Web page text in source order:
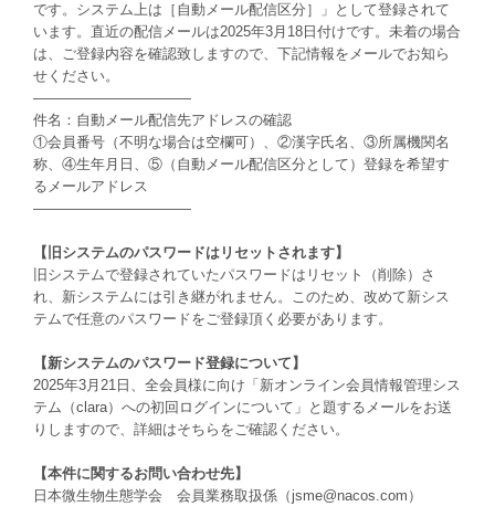
です。システム上は［自動メール配信区分］」として登録されて
います。直近の配信メールは2025年3月18日付けです。未着の場合
は、ご登録内容を確認致しますので、下記情報をメールでお知ら
せください。
———————————
件名：自動メール配信先アドレスの確認
①会員番号（不明な場合は空欄可）、②漢字氏名、③所属機関名
称、④生年月日、⑤（自動メール配信区分として）登録を希望す
るメールアドレス
———————————
【旧システムのパスワードはリセットされます】
旧システムで登録されていたパスワードはリセット（削除）さ
れ、新システムには引き継がれません。このため、改めて新シス
テムで任意のパスワードをご登録頂く必要があります。
【新システムのパスワード登録について】
2025年3月21日、全会員様に向け「新オンライン会員情報管理シス
テム（clara）への初回ログインについて」と題するメールをお送
りしますので、詳細はそちらをご確認ください。
【本件に関するお問い合わせ先】
日本微生物生態学会 会員業務取扱係（jsme@nacos.com）